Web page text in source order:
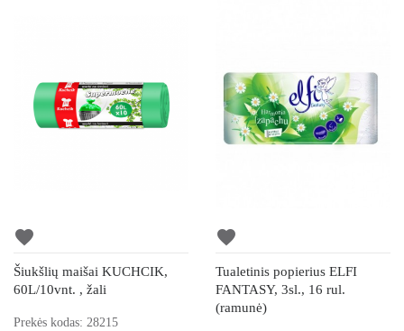
favorite
Šiukšlių maišai KUCHCIK,
60L/10vnt. , žali
Prekės kodas: 28215
favorite
Tualetinis popierius ELFI
FANTASY, 3sl., 16 rul.
(ramunė)